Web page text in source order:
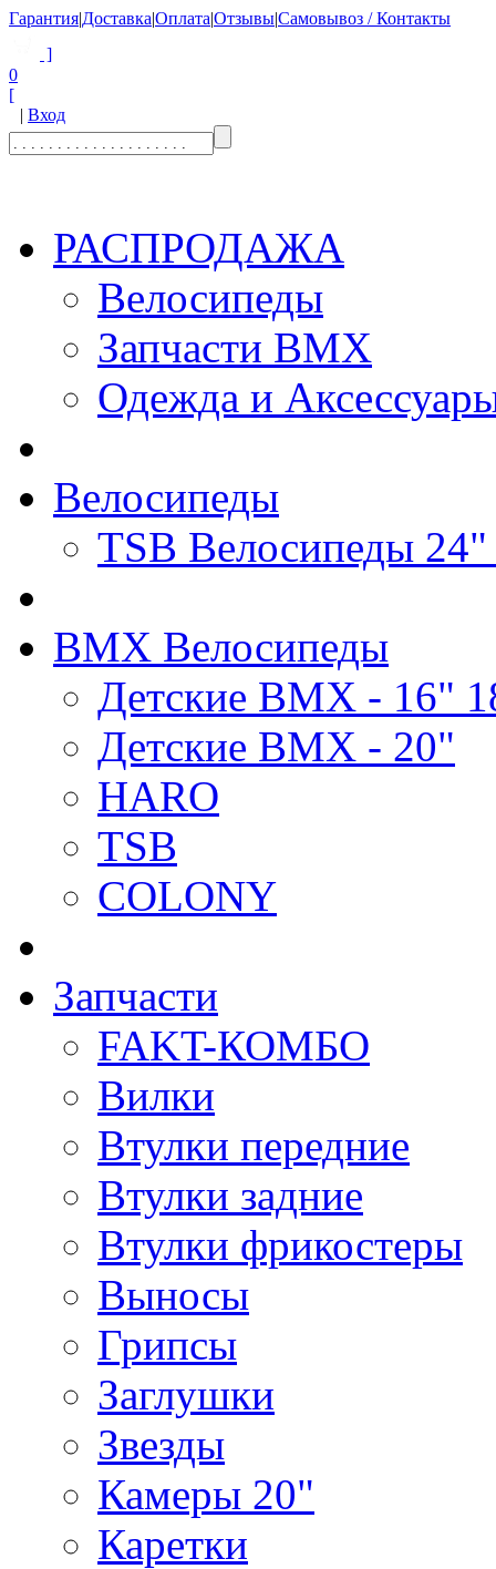
Гарантия|Доставка|Оплата|Отзывы|Самовывоз / Контакты
]
0
[
| Вход
РАСПРОДАЖА
Велосипеды
Запчасти BMX
Одежда и
Велосипеды
TSB Велосипеды
BMX Велосипеды
Детские BMX - 16"
Детские BMX - 20"
HARO
TSB
COLONY
Запчасти
FAKT-КОМБО
Вилки
Втулки передние
Втулки задние
Втулки фрикостеры
Выносы
Грипсы
Заглушки
Звезды
Камеры 20"
Каретки